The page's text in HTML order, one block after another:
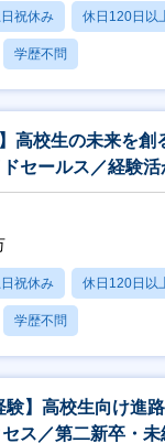
祝休み 休日120日以
学歴不問
高校生の未来を創
セールス／経験
祝休み 休日120日以
学歴不問
験】高校生向け進
ス／第二新卒・